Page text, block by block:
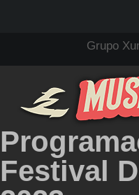
Grupo
Festival